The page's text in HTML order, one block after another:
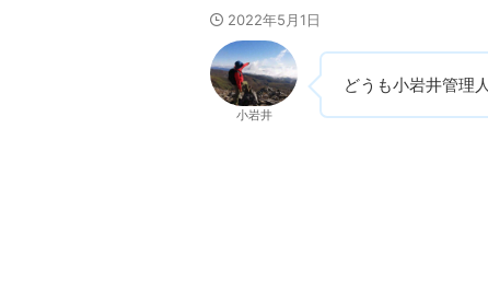
2022年5月1日
小岩井
どうも小岩井管理